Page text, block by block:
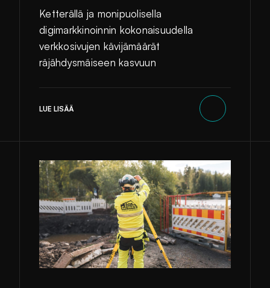
Ketterällä ja monipuolisella
digimarkkinoinnin kokonaisuudella
verkkosivujen kävijämäärät
räjähdysmäiseen kasvuun
LUE LISÄÄ